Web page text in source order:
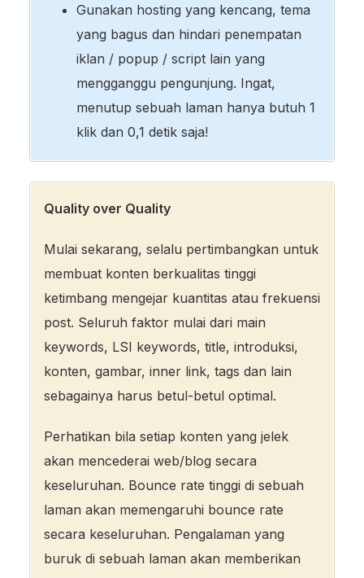
Gunakan hosting yang kencang, tema
yang bagus dan hindari penempatan
iklan / popup / script lain yang
mengganggu pengunjung. Ingat,
menutup sebuah laman hanya butuh 1
klik dan 0,1 detik saja!
Quality over Quality
Mulai sekarang, selalu pertimbangkan untuk
membuat konten berkualitas tinggi
ketimbang mengejar kuantitas atau frekuensi
post. Seluruh faktor mulai dari main
keywords, LSI keywords, title, introduksi,
konten, gambar, inner link, tags dan lain
sebagainya harus betul-betul optimal.
Perhatikan bila setiap konten yang jelek
akan mencederai web/blog secara
keseluruhan. Bounce rate tinggi di sebuah
laman akan memengaruhi bounce rate
secara keseluruhan. Pengalaman yang
buruk di sebuah laman akan memberikan